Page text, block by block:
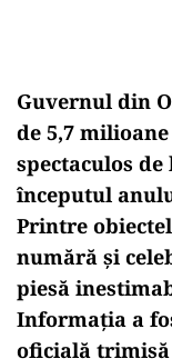
Guvernul din
de 5,7
spectaculos
începutul
Printre
numără și
piesă
Informația a
oficială trimisă